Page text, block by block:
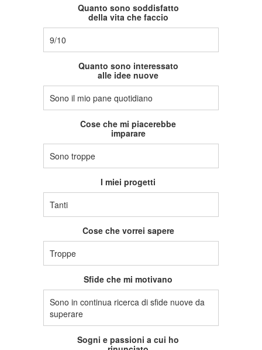
Quanto sono soddisfatto
della vita che faccio
9/10
Quanto sono interessato
alle idee nuove
Sono il mio pane quotidiano
Cose che mi piacerebbe
imparare
Sono troppe
I miei progetti
Tanti
Cose che vorrei sapere
Troppe
Sfide che mi motivano
Sono in continua ricerca di sfide nuove da
superare
Sogni e passioni a cui ho